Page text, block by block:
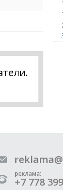
реклама:
+7 778